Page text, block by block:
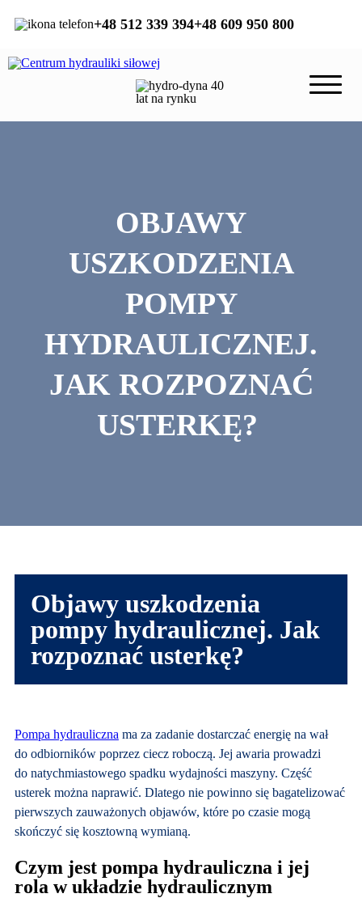
+48 512 339 394+48 609 950 800
OBJAWY
USZKODZENIA
POMPY
HYDRAULICZNEJ.
JAK ROZPOZNAĆ
USTERKĘ?
Objawy uszkodzenia
pompy hydraulicznej. Jak
rozpoznać usterkę?
Pompa hydrauliczna ma za zadanie dostarczać energię na wał
do odbiorników poprzez ciecz roboczą. Jej awaria prowadzi
do natychmiastowego spadku wydajności maszyny. Część
usterek można naprawić. Dlatego nie powinno się bagatelizować
pierwszych zauważonych objawów, które po czasie mogą
skończyć się kosztowną wymianą.
Czym jest pompa hydrauliczna i jej
rola w układzie hydraulicznym